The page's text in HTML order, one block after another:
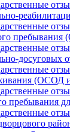
пребывания
досуговых
пребывания